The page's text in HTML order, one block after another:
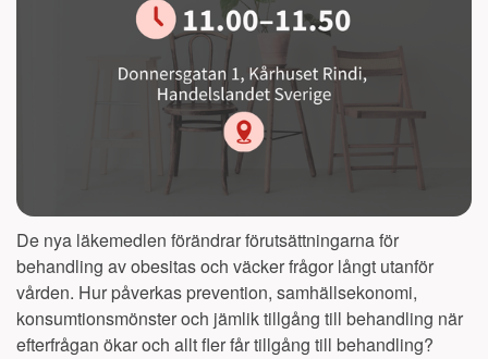
De nya läkemedlen förändrar förutsättningarna för
behandling av obesitas och väcker frågor långt utanför
vården. Hur påverkas prevention, samhällsekonomi,
konsumtionsmönster och jämlik tillgång till behandling när
efterfrågan ökar och allt fler får tillgång till behandling?